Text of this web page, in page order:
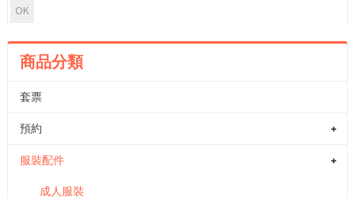
商品分類
套票
預約
服裝配件
成人服裝